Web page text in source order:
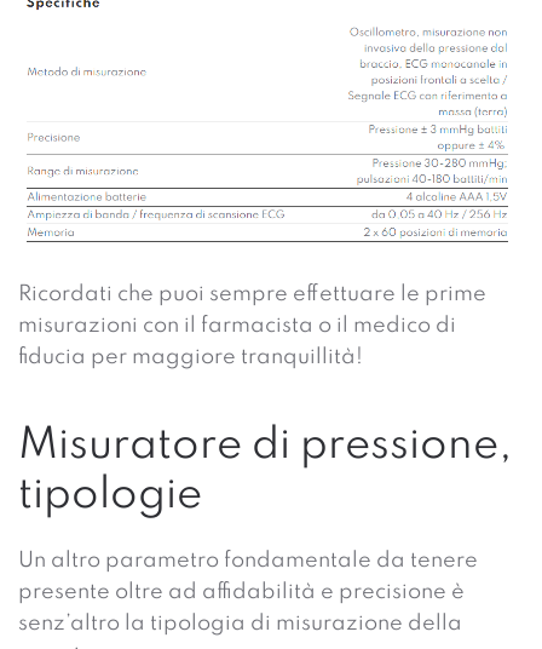
Ricordati che puoi sempre effettuare le prime
misurazioni con il farmacista o il medico di
fiducia per maggiore tranquillità!
Misuratore di pressione,
tipologie
Un altro parametro fondamentale da tenere
presente oltre ad affidabilità e precisione è
senz’altro la tipologia di misurazione della